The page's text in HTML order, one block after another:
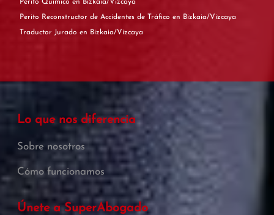
Perito Químico en Bizkaia/Vizcaya
Perito Reconstructor de Accidentes de Tráfico en Bizkaia/Vizcaya
Traductor Jurado en Bizkaia/Vizcaya
Lo que nos diferencia
Sobre nosotros
Cómo funcionamos
Únete a SuperAbogado